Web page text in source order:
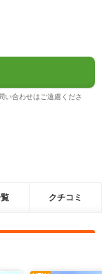
い合わせはご遠慮くださ
クチコミ